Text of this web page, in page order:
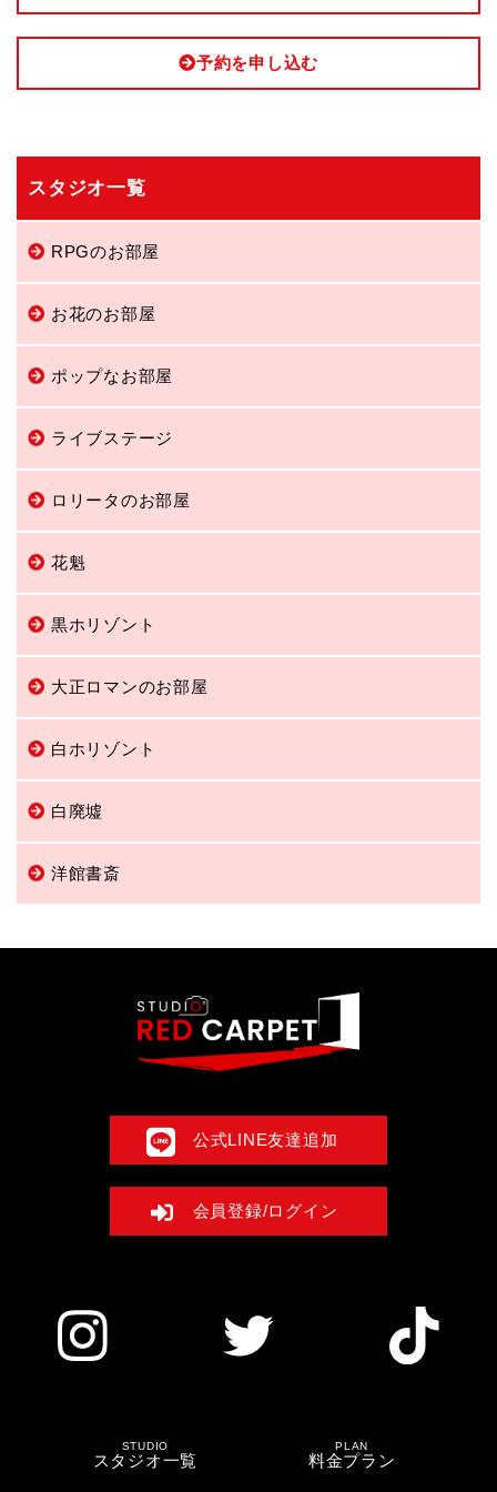
予約を申し込む
スタジオ一覧
RPGのお部屋
お花のお部屋
ポップなお部屋
ライブステージ
ロリータのお部屋
花魁
黒ホリゾント
大正ロマンのお部屋
白ホリゾント
白廃墟
洋館書斎
公式LINE友達追加
会員登録/ログイン
STUDIO
スタジオ一覧
PLAN
料金プラン